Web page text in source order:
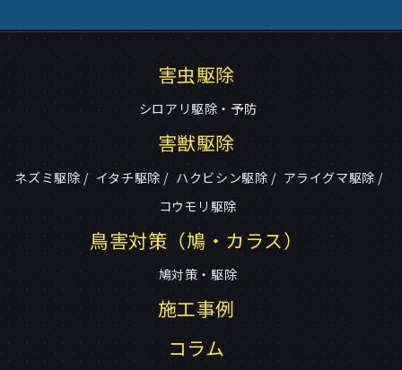
害虫駆除
シロアリ駆除・予防
害獣駆除
ネズミ駆除 イタチ駆除 ハクビシン駆除
アライグマ駆除
コウモリ駆除
鳥害対策（鳩・カラス）
鳩対策・駆除
施工事例
コラム